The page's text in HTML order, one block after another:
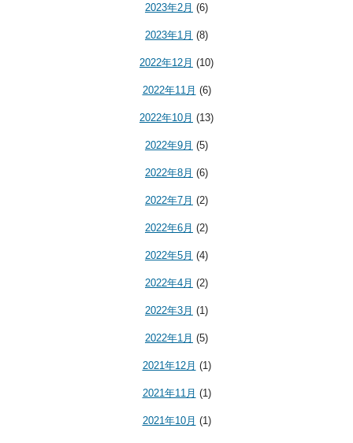
2023年2月 (6)
2023年1月 (8)
2022年12月 (10)
2022年11月 (6)
2022年10月 (13)
2022年9月 (5)
2022年8月 (6)
2022年7月 (2)
2022年6月 (2)
2022年5月 (4)
2022年4月 (2)
2022年3月 (1)
2022年1月 (5)
2021年12月 (1)
2021年11月 (1)
2021年10月 (1)